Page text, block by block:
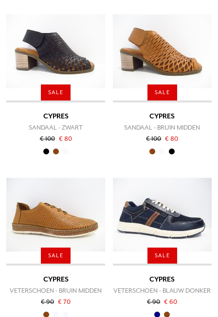
SALE
CYPRES
SANDAAL - ZWART
€ 100 € 80
SALE
CYPRES
SANDAAL - BRUIN MIDDEN
€ 100 € 80
SALE
CYPRES
VETERSCHOEN - BRUIN MIDDEN
€ 90 € 70
SALE
CYPRES
VETERSCHOEN - BLAUW DONKER
€ 90 € 60